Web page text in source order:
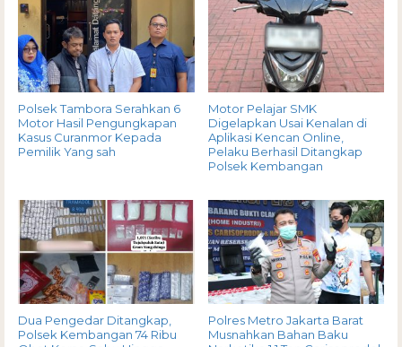
Polsek Tambora Serahkan 6
Motor Hasil Pengungkapan
Kasus Curanmor Kepada
Pemilik Yang sah
Motor Pelajar SMK
Digelapkan Usai Kenalan di
Aplikasi Kencan Online,
Pelaku Berhasil Ditangkap
Polsek Kembangan
Dua Pengedar Ditangkap,
Polsek Kembangan 74 Ribu
Polres Metro Jakarta Barat
Musnahkan Bahan Baku